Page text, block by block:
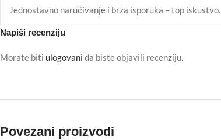
Jednostavno naručivanje i brza isporuka – top iskustvo.
Napiši recenziju
Morate biti ulogovani da biste objavili recenziju.
Povezani proizvodi